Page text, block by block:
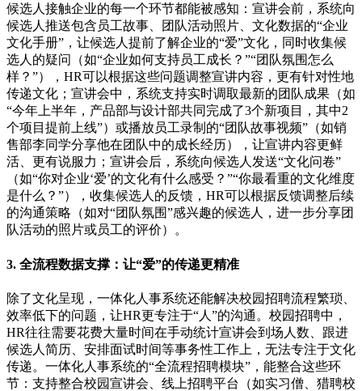
候选人接触企业的每一个环节都能被感知：宣讲会前，系统向
候选人推送包含员工故事、团队活动照片、文化数据的“企业
文化手册”，让候选人提前了解企业的“爱”文化，同时收集候
选人的疑问（如“企业如何支持员工成长？”“团队氛围怎么
样？”），HR可以根据这些问题调整宣讲内容，更有针对性地
传递文化；宣讲会中，系统支持实时调取最新的团队成果（如
“今年上半年，产品部与设计部共同完成了3个新项目，其中2
个项目提前上线”）或播放员工录制的“团队故事视频”（如销
售部李同学分享他在团队中的成长经历），让宣讲内容更鲜
活、更有说服力；宣讲会后，系统向候选人发送“文化问卷”
（如“你对企业‘爱’的文化有什么感受？”“你最看重的文化维度
是什么？”），收集候选人的反馈，HR可以根据反馈调整后续
的沟通策略（如对“团队氛围”感兴趣的候选人，进一步分享团
队活动的照片或员工的评价）。
3. 全流程数据支撑：让“爱”的传递更精准
除了文化呈现，一体化人事系统还能解决校园招聘流程繁琐、
效率低下的问题，让HR更专注于“人”的沟通。校园招聘中，
HR往往需要花费大量时间在手动统计宣讲会到场人数、跟进
候选人简历、安排面试时间等事务性工作上，无法专注于文化
传递。一体化人事系统的“全流程招聘模块”，能整合这些环
节：支持整合校园宣讲会、线上招聘平台（如实习僧、猎聘校